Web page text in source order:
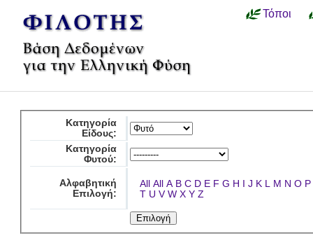
Τόποι
Κατηγορία
Είδους:
Κατηγορία
Φυτού:
Αλφαβητική
Επιλογή:
All All A B C D E F G H I J K L M N O P
T U V W X Y Z